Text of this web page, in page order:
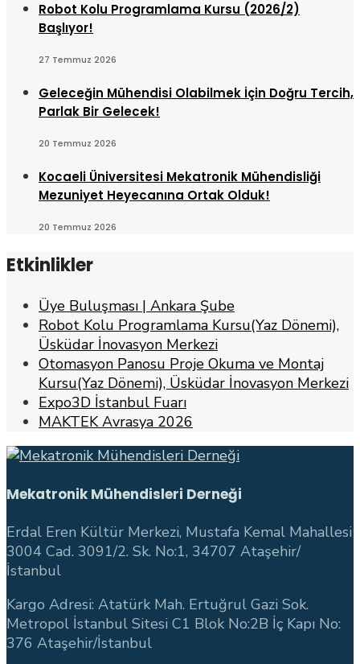
Robot Kolu Programlama Kursu (2026/2)
Başlıyor!
27 Temmuz 2026
Geleceğin Mühendisi Olabilmek İçin Doğru Tercih,
Parlak Bir Gelecek!
20 Temmuz 2026
Kocaeli Üniversitesi Mekatronik Mühendisliği
Mezuniyet Heyecanına Ortak Olduk!
20 Temmuz 2026
Etkinlikler
Üye Buluşması | Ankara Şube
Robot Kolu Programlama Kursu(Yaz Dönemi),
Üsküdar İnovasyon Merkezi
Otomasyon Panosu Proje Okuma ve Montaj
Kursu(Yaz Dönemi), Üsküdar İnovasyon Merkezi
Expo3D İstanbul Fuarı
MAKTEK Avrasya 2026
Mekatronik Mühendisleri Derneği
Erdal Eren Kültür Merkezi, Mustafa Kemal Mahallesi
3004 Cad. 3091/2. Sk. No:1, 34707 Ataşehir/
İstanbul
Kargo Adresi: Atatürk Mah. Ertuğrul Gazi Sok.
Metropol İstanbul Sitesi C1 Blok No:2B İç Kapı No:
376 Ataşehir/İstanbul